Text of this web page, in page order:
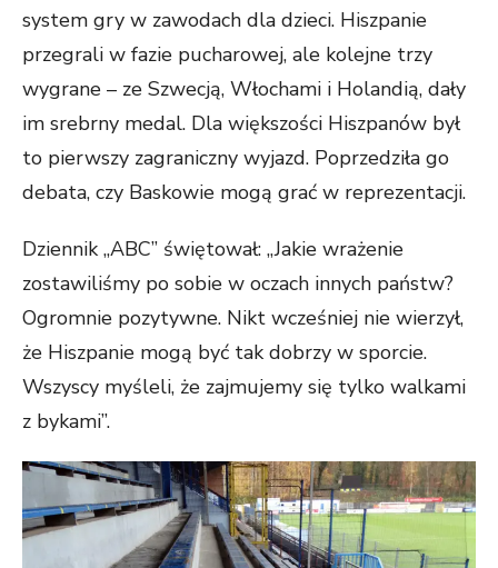
system gry w zawodach dla dzieci. Hiszpanie
przegrali w fazie pucharowej, ale kolejne trzy
wygrane – ze Szwecją, Włochami i Holandią, dały
im srebrny medal. Dla większości Hiszpanów był
to pierwszy zagraniczny wyjazd. Poprzedziła go
debata, czy Baskowie mogą grać w reprezentacji.
Dziennik „ABC” świętował: „Jakie wrażenie
zostawiliśmy po sobie w oczach innych państw?
Ogromnie pozytywne. Nikt wcześniej nie wierzył,
że Hiszpanie mogą być tak dobrzy w sporcie.
Wszyscy myśleli, że zajmujemy się tylko walkami
z bykami”.